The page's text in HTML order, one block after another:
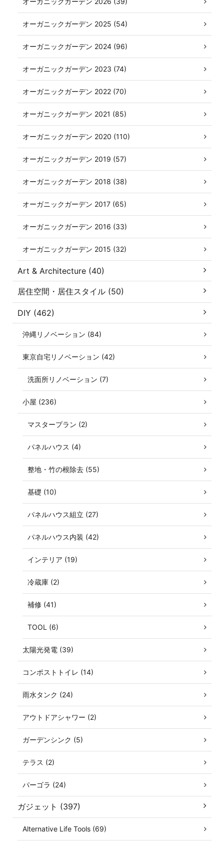
オーガニックガーデン 2025 (54)
オーガニックガーデン 2024 (96)
オーガニックガーデン 2023 (74)
オーガニックガーデン 2022 (70)
オーガニックガーデン 2021 (85)
オーガニックガーデン 2020 (110)
オーガニックガーデン 2019 (57)
オーガニックガーデン 2018 (38)
オーガニックガーデン 2017 (65)
オーガニックガーデン 2016 (33)
オーガニックガーデン 2015 (32)
Art & Architecture (40)
居住空間・居住スタイル (50)
DIY (462)
沖縄リノベーション (84)
東京自宅リノベーション (42)
洗面所リノベーション (7)
小屋 (236)
マスタープラン (2)
パネルハウス (4)
整地・竹の根除去 (55)
基礎 (10)
パネルハウス組立 (27)
パネルハウス内装 (42)
インテリア (19)
冷蔵庫 (2)
補修 (41)
TOOL (6)
太陽光発電 (39)
コンポストトイレ (14)
雨水タンク (24)
アウトドアシャワー (2)
ガーデンシンク (5)
テラス (2)
パーゴラ (24)
ガジェット (397)
Alternative Life Tools (69)